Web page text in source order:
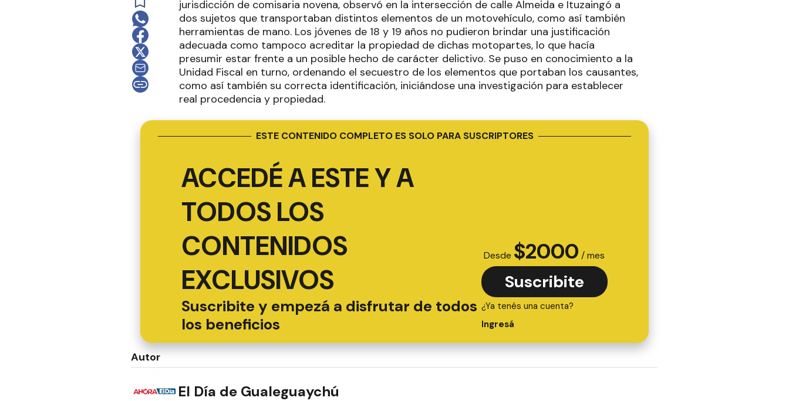
jurisdicción de comisaria novena, observó en la intersección de calle Almeida e Ituzaingó a
dos sujetos que transportaban distintos elementos de un motovehículo, como así también
herramientas de mano. Los jóvenes de 18 y 19 años no pudieron brindar una justificación
adecuada como tampoco acreditar la propiedad de dichas motopartes, lo que hacía
presumir estar frente a un posible hecho de carácter delictivo. Se puso en conocimiento a la
Unidad Fiscal en turno, ordenando el secuestro de los elementos que portaban los causantes,
como así también su correcta identificación, iniciándose una investigación para establecer
real procedencia y propiedad.
ESTE CONTENIDO COMPLETO ES SOLO PARA SUSCRIPTORES
ACCEDÉ A ESTE Y A
TODOS LOS
CONTENIDOS
EXCLUSIVOS
Suscribite y empezá a disfrutar de todos
los beneficios
Desde $2000 / mes
Suscribite
¿Ya tenés una cuenta?
Ingresá
Autor
El Día de Gualeguaychú